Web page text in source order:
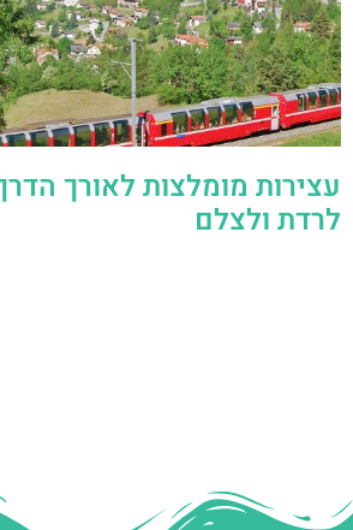
עצירות מומלצות לאורך
לרדת ולצלם